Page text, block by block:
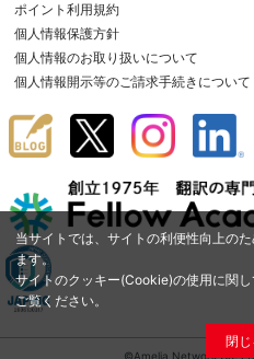
当サイトでは、サイトの利便性向上の
ます。
サイトのクッキー(Cookie)の使用に関し
ご覧ください。
閉じ
ポイント利用規約
個人情報保護方針
個人情報のお取り扱いについて
個人情報開示等のご請求手続きについて
©Amelia Network